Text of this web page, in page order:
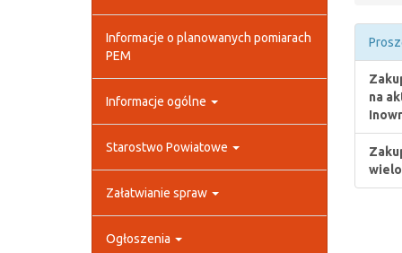
Informacje o planowanych pomiarach
PEM
Informacje ogólne
Starostwo Powiatowe
Załatwianie spraw
Ogłoszenia
na